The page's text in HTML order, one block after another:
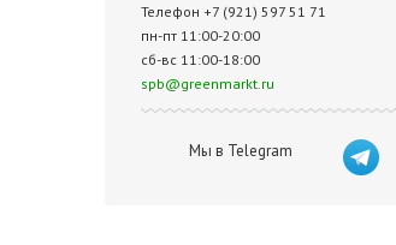
Телефон +7 (921) 597 51 71
пн-пт 11:00-20:00
сб-вс 11:00-18:00
spb@greenmarkt.ru
Мы в Telegram